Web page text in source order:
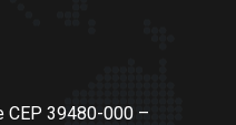
CEP 39480-000 –